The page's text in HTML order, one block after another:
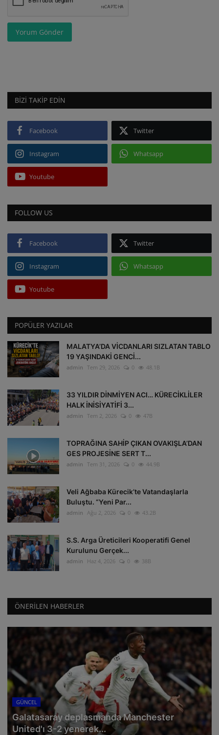
Yorum Gönder
BIZI TAKIP EDIN
Facebook Twitter
Instagram Whatsapp
Youtube
FOLLOW US
Facebook Twitter
Instagram Whatsapp
Youtube
POPÜLER YAZILAR
MALATYA’DA VİCDANLARI SIZLATAN TABLO
19 YAŞINDAKİ GENCİ...
admin Tem 29, 2026 0 48.1B
33 YILDIR DİNMİYEN ACI… KÜRECİKLİLER
HALK İNİSİYATİFİ 3...
admin Tem 2, 2026 0 47B
TOPRAĞINA SAHİP ÇIKAN OVAKIŞLA’DAN
GES PROJESİNE SERT T...
admin Tem 31, 2026 0 44.9B
Veli Ağbaba Kürecik’te Vatandaşlarla
Buluştu. “Yeni Par...
admin Ağu 2, 2026 0 43.2B
S.S. Arga Üreticileri Kooperatifi Genel
Kurulunu Gerçek...
admin Haz 4, 2026 0 38B
ÖNERILEN HABERLER
GÜNCEL
Galatasaray deplasmanda Manchester
United'ı 3-2 yenerek...